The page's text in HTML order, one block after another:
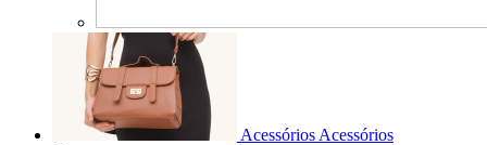
Acessórios Acessórios